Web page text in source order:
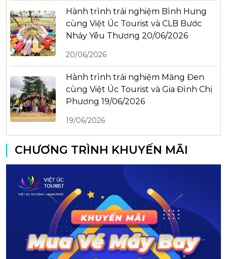
Hành trình trải nghiệm Bình Hưng
cùng Việt Úc Tourist và CLB Bước
Nhảy Yêu Thương 20/06/2026
20/06/2026
Hành trình trải nghiệm Măng Đen
cùng Việt Úc Tourist và Gia Đình Chị
Phương 19/06/2026
19/06/2026
CHƯƠNG TRÌNH KHUYẾN MÃI